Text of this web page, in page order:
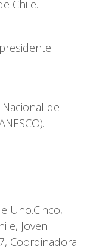
Chile.
de
Uno.Cinco,
Joven
Coordinadora